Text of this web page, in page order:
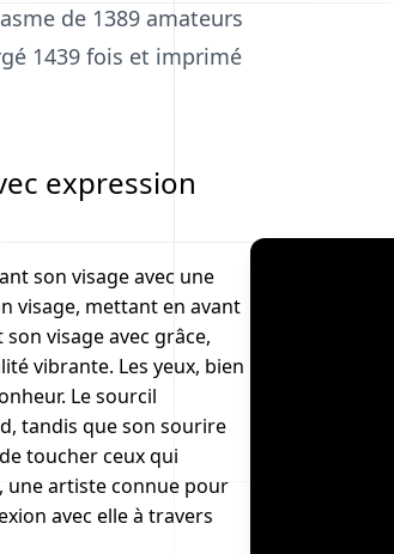
de 1389 amateurs
1439 fois et imprimé
expression
son visage avec une
visage, mettant en avant
visage avec grâce,
vibrante. Les yeux, bien
Le sourcil
tandis que son sourire
toucher ceux qui
une artiste connue pour
avec elle à travers